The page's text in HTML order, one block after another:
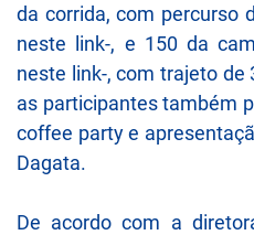
da corrida, com percurso
neste link-, e 150 da
neste link-, com trajeto de
as participantes também
coffee party e
Dagata.
De acordo com a